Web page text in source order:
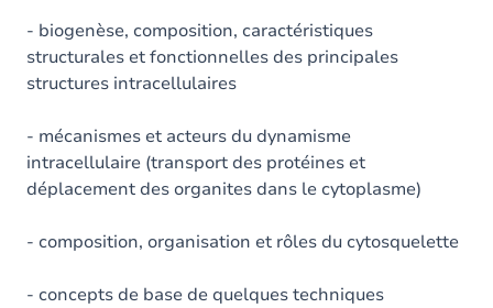
- biogenèse, composition, caractéristiques
structurales et fonctionnelles des principales
structures intracellulaires
- mécanismes et acteurs du dynamisme
intracellulaire (transport des protéines et
déplacement des organites dans le cytoplasme)
- composition, organisation et rôles du cytosquelette
- concepts de base de quelques techniques